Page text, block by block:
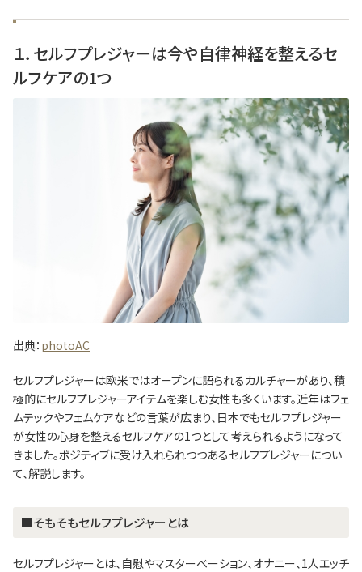
１．セルフプレジャーは今や自律神経を整えるセ
ルフケアの1つ
出典： photoAC
セルフプレジャーは欧米ではオープンに語られるカルチャーがあり、積
極的にセルフプレジャーアイテムを楽しむ女性も多くいます。近年はフェ
ムテックやフェムケアなどの言葉が広まり、日本でもセルフプレジャー
が女性の心身を整えるセルフケアの1つとして考えられるようになって
きました。ポジティブに受け入れられつつあるセルフプレジャーについ
て、解説します。
■そもそもセルフプレジャーとは
セルフプレジャーとは、自慰やマスターベーション、オナニー、1人エッチ